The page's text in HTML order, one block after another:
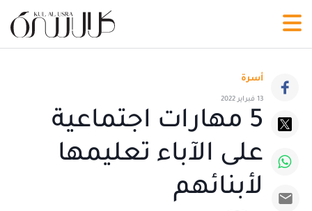
أسرة
13 فبراير 2022
5 مهارات اجتماعية
على الآباء تعليمها
لأبنائهم